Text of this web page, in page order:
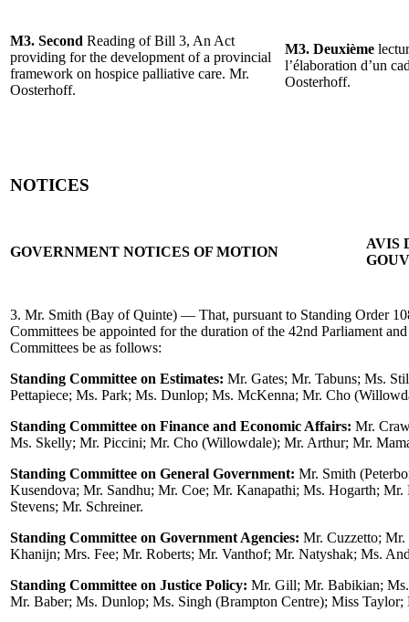
M3. Second Reading of Bill 3, An Act
providing for the development of a provincial
framework on hospice palliative care. Mr.
Oosterhoff.
M3. Deuxième
l’élaboration d’un
Oosterhoff.
NOTICES
GOVERNMENT NOTICES OF MOTION
AVIS
3. Mr. Smith (Bay of Quinte) — That, pursuant to Standing Order
Committees be appointed for the duration of the 42nd Parliament
Committees be as follows:
Standing Committee on Estimates: Mr. Gates; Mr. Tabuns; Ms.
Pettapiece; Ms. Park; Ms. Dunlop; Ms. McKenna; Mr. Cho
Standing Committee on Finance and Economic Affairs: Mr.
Ms. Skelly; Mr. Piccini; Mr. Cho (Willowdale); Mr. Arthur; Mr.
Standing Committee on General Government: Mr. Smith
Kusendova; Mr. Sandhu; Mr. Coe; Mr. Kanapathi; Ms. Hogarth;
Stevens; Mr. Schreiner.
Standing Committee on Government Agencies: Mr. Cuzzetto;
Khanijn; Mrs. Fee; Mr. Roberts; Mr. Vanthof; Mr. Natyshak; Ms.
Standing Committee on Justice Policy: Mr. Gill; Mr. Babikian;
Mr. Baber; Ms. Dunlop; Ms. Singh (Brampton Centre); Miss Taylor;